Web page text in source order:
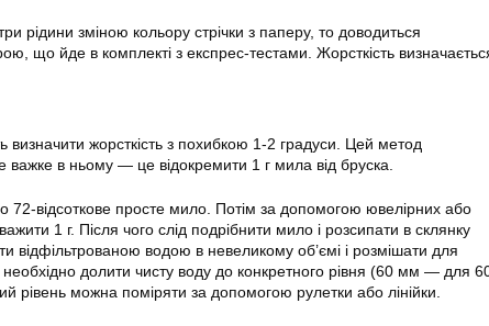
рідини зміною кольору стрічки з паперу, то доводиться
що йде в комплекті з експрес-тестами. Жорсткість
визначити жорсткість з похибкою 1-2 градуси. Цей метод
важке в ньому — це відокремити 1 г мила від бруска.
72-відсоткове просте мило. Потім за допомогою ювелірних або
1 г. Після чого слід подрібнити мило і розсипати в склянку
відфільтрованою водою в невеликому об’ємі і розмішати для
долити чисту воду до конкретного рівня (60 мм — для
можна поміряти за допомогою рулетки або лінійки.